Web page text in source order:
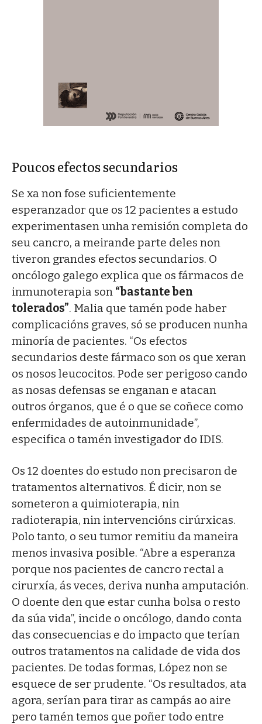
Poucos efectos secundarios
Se xa non fose suficientemente
esperanzador que os 12 pacientes a estudo
experimentasen unha remisión completa do
seu cancro, a meirande parte deles non
tiveron grandes efectos secundarios. O
oncólogo galego explica que os fármacos de
inmunoterapia son “bastante ben
tolerados”. Malia que tamén pode haber
complicacións graves, só se producen nunha
minoría de pacientes. “Os efectos
secundarios deste fármaco son os que xeran
os nosos leucocitos. Pode ser perigoso cando
as nosas defensas se enganan e atacan
outros órganos, que é o que se coñece como
enfermidades de autoinmunidade”,
especifica o tamén investigador do IDIS.
Os 12 doentes do estudo non precisaron de
tratamentos alternativos. É dicir, non se
someteron a quimioterapia, nin
radioterapia, nin intervencións cirúrxicas.
Polo tanto, o seu tumor remitiu da maneira
menos invasiva posible. “Abre a esperanza
porque nos pacientes de cancro rectal a
cirurxía, ás veces, deriva nunha amputación.
O doente den que estar cunha bolsa o resto
da súa vida”, incide o oncólogo, dando conta
das consecuencias e do impacto que terían
outros tratamentos na calidade de vida dos
pacientes. De todas formas, López non se
esquece de ser prudente. “Os resultados, ata
agora, serían para tirar as campás ao aire
pero tamén temos que poñer todo entre